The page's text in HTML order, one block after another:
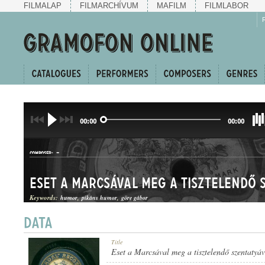
FILMALAP FILMARCHÍVUM MAFILM FILMLABOR
00:00 00:00
COMPOSER: -
KUPLÉ
Keywords: humor pikáns humor göre gábor
Title
Eset a Marcsával meg a tisztelendő